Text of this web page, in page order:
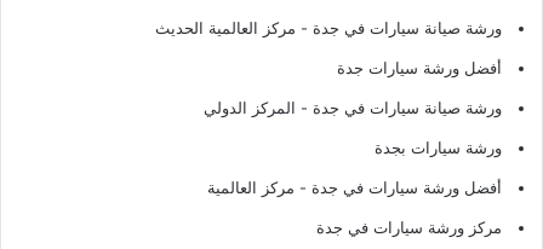
ورشة صيانة سيارات في جدة - مركز العالمية الحديث
أفضل ورشة سيارات جدة
ورشة صيانة سيارات في جدة - المركز الدولي
ورشة سيارات بجدة
أفضل ورشة سيارات في جدة - مركز العالمية
مركز ورشة سيارات في جدة